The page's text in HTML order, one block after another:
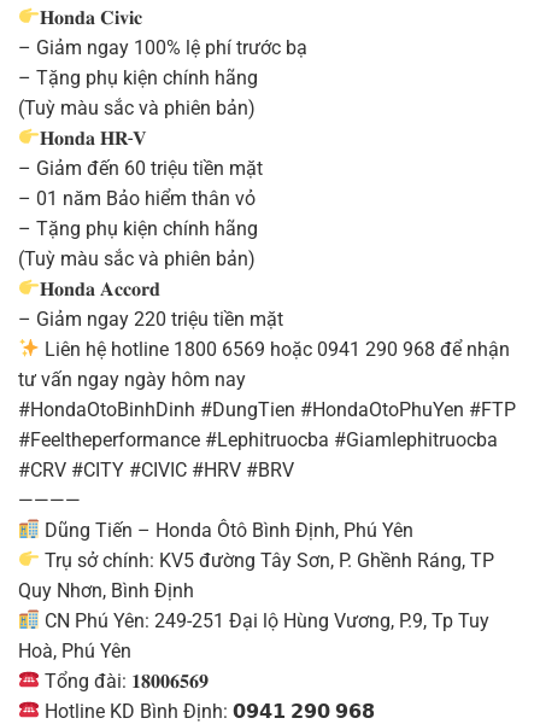
𝐇𝐨𝐧𝐝𝐚 𝐂𝐢𝐯𝐢𝐜
– Giảm ngay 100% lệ phí trước bạ
– Tặng phụ kiện chính hãng
(Tuỳ màu sắc và phiên bản)
𝐇𝐨𝐧𝐝𝐚 𝐇𝐑-𝐕
– Giảm đến 60 triệu tiền mặt
– 01 năm Bảo hiểm thân vỏ
– Tặng phụ kiện chính hãng
(Tuỳ màu sắc và phiên bản)
𝐇𝐨𝐧𝐝𝐚 𝐀𝐜𝐜𝐨𝐫𝐝
– Giảm ngay 220 triệu tiền mặt
Liên hệ hotline 1800 6569 hoặc 0941 290 968 để nhận
tư vấn ngay ngày hôm nay
#HondaOtoBinhDinh #DungTien #HondaOtoPhuYen #FTP
#Feeltheperformance #Lephitruocba #Giamlephitruocba
#CRV #CITY #CIVIC #HRV #BRV
————
Dũng Tiến – Honda Ôtô Bình Định, Phú Yên
Trụ sở chính: KV5 đường Tây Sơn, P. Ghềnh Ráng, TP
Quy Nhơn, Bình Định
CN Phú Yên: 249-251 Đại lộ Hùng Vương, P.9, Tp Tuy
Hoà, Phú Yên
Tổng đài: 𝟏𝟖𝟎𝟎𝟔𝟓𝟔𝟗
Hotline KD Bình Định: 𝟬𝟵𝟰𝟭 𝟮𝟵𝟬 𝟵𝟲𝟴